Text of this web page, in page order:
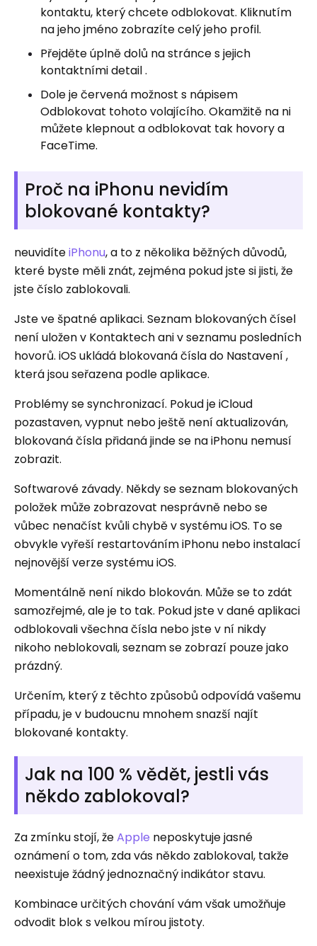
kontaktu, který chcete odblokovat. Kliknutím
na jeho jméno zobrazíte celý jeho profil.
Přejděte úplně dolů na stránce s jejich
kontaktními detail .
Dole je červená možnost s nápisem
Odblokovat tohoto volajícího. Okamžitě na ni
můžete klepnout a odblokovat tak hovory a
FaceTime.
Proč na iPhonu nevidím
blokované kontakty?
neuvidíteiPhonu, a to z několika běžných důvodů,
které byste měli znát, zejména pokud jste si jisti, že
jste číslo zablokovali.
Jste ve špatné aplikaci. Seznam blokovaných čísel
není uložen v Kontaktech ani v seznamu posledních
hovorů. iOS ukládá blokovaná čísla do Nastavení ,
která jsou seřazena podle aplikace.
Problémy se synchronizací. Pokud je iCloud
pozastaven, vypnut nebo ještě není aktualizován,
blokovaná čísla přidaná jinde se na iPhonu nemusí
zobrazit.
Softwarové závady. Někdy se seznam blokovaných
položek může zobrazovat nesprávně nebo se
vůbec nenačíst kvůli chybě v systému iOS. To se
obvykle vyřeší restartováním iPhonu nebo instalací
nejnovější verze systému iOS.
Momentálně není nikdo blokován. Může se to zdát
samozřejmé, ale je to tak. Pokud jste v dané aplikaci
odblokovali všechna čísla nebo jste v ní nikdy
nikoho neblokovali, seznam se zobrazí pouze jako
prázdný.
Určením, který z těchto způsobů odpovídá vašemu
případu, je v budoucnu mnohem snazší najít
blokované kontakty.
Jak na 100 % vědět, jestli vás
někdo zablokoval?
Za zmínku stojí, žeApple neposkytuje jasné
oznámení o tom, zda vás někdo zablokoval, takže
neexistuje žádný jednoznačný indikátor stavu.
Kombinace určitých chování vám však umožňuje
odvodit blok s velkou mírou jistoty.